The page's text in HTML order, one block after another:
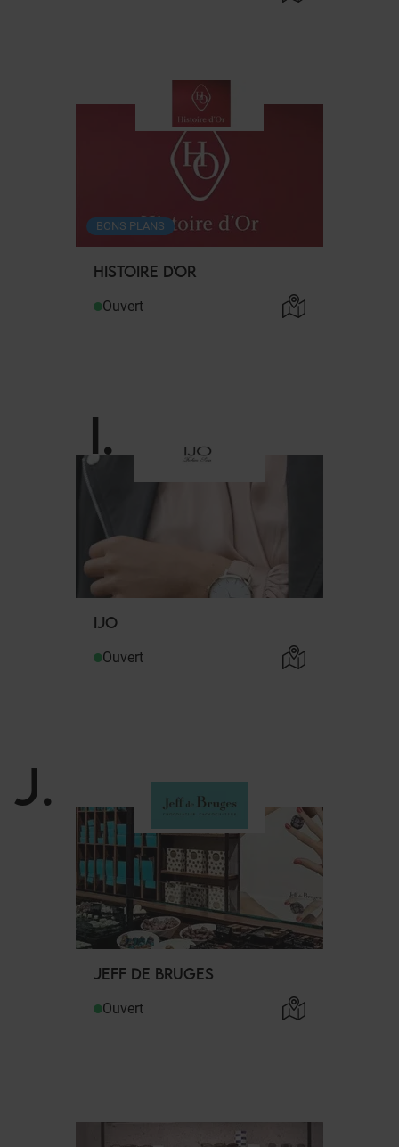
HISTOIRE D'OR
BONS PLANS
Ouvert
I.
IJO
Ouvert
J.
JEFF DE BRUGES
Ouvert